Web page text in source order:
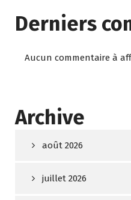
Derniers
Aucun commentaire à
Archive
août 2026
juillet 2026